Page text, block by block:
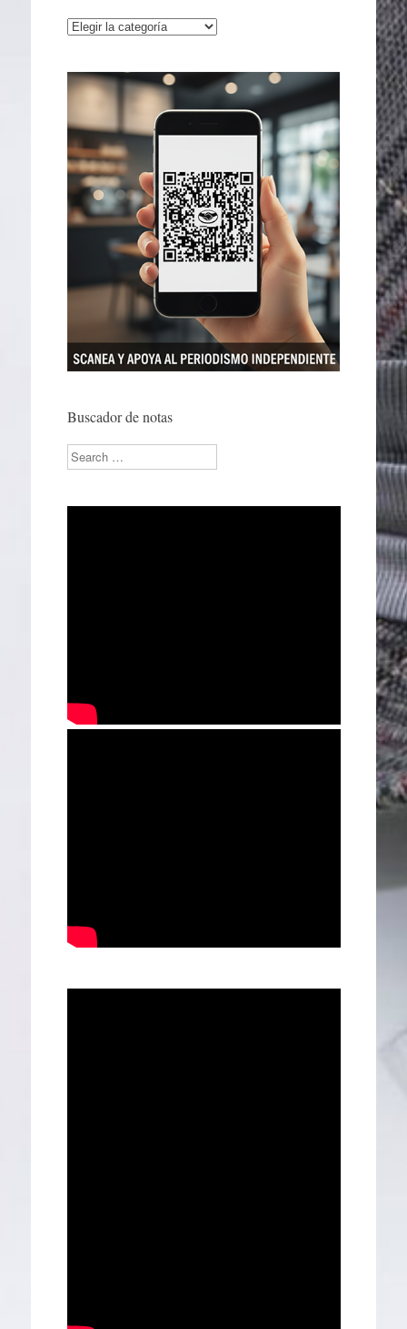
Categorías
Buscador de notas
Search